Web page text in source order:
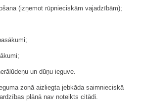
(izņemot rūpnieciskām vajadzībām);
un dūņu ieguve.
zonā aizliegta jebkāda saimnieciskā
plānā nav noteikts citādi.